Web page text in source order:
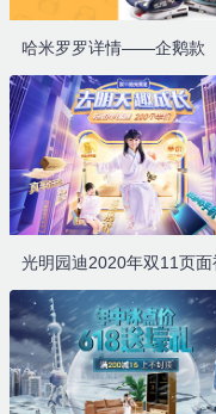
哈米罗罗详情——企鹅款
光明园迪2020年双11页